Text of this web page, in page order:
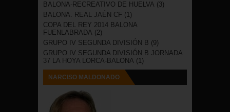
BALONA-RECREATIVO DE HUELVA (3)
BALONA. REAL JAÉN CF (1)
COPA DEL REY 2014 BALONA
FUENLABRADA (2)
GRUPO IV SEGUNDA DIVISIÓN B (9)
GRUPO IV SEGUNDA DIVISIÓN B JORNADA
37 LA HOYA LORCA-BALONA (1)
NARCISO MALDONADO